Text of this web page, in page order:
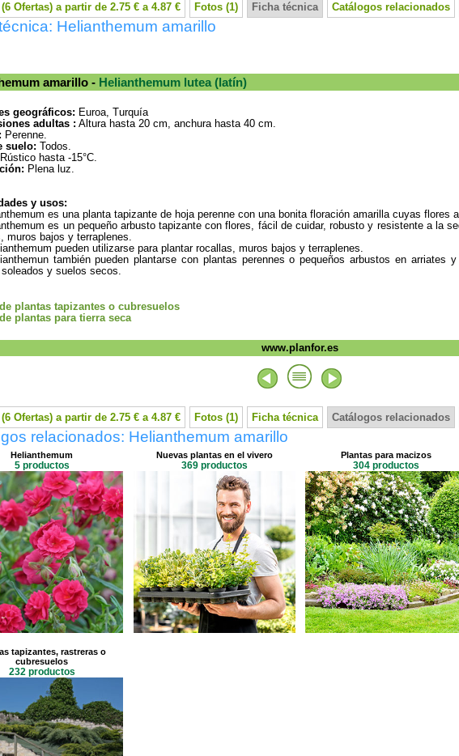
Ofertas) a partir de 2.75 € a 4.87 € Fotos (1) Ficha técnica Catálogos relacionados
Helianthemum amarillo
amarillo - Helianthemum lutea (latín)
geográficos: Euroa, Turquía
adultas : Altura hasta 20 cm, anchura hasta 40 cm.
Perenne.
suelo: Todos.
Rústico hasta -15°C.
Plena luz.
y usos:
es una planta tapizante de hoja perenne con una bonita floración amarilla cuyas flores
es un pequeño arbusto tapizante con flores, fácil de cuidar, robusto y resistente a la
muros bajos y terraplenes.
pueden utilizarse para plantar rocallas, muros bajos y terraplenes.
también pueden plantarse con plantas perennes o pequeños arbustos en arriates
soleados y suelos secos.
plantas tapizantes o cubresuelos
plantas para tierra seca
www.planfor.es
Ofertas) a partir de 2.75 € a 4.87 € Fotos (1) Ficha técnica Catálogos relacionados
relacionados: Helianthemum amarillo
Helianthemum
5 productos
Nuevas plantas en el vivero
369 productos
Plantas para macizos
304 productos
tapizantes, rastreras o
cubresuelos
232 productos